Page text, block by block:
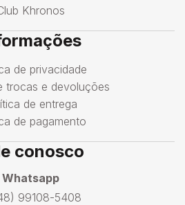
Khronos
de privacidade
trocas e devoluções
de entrega
de pagamento
conosco
Whatsapp
99108-5408